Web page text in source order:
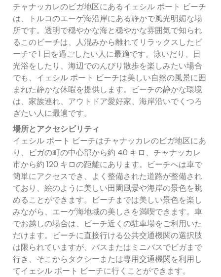
チャナッカレのビガ地区にあるイェシル ポート ビーチ
は、トルコのエーゲ海沿岸にある静かで風光明媚な場
所です。透明で穏やかな海と穏やかな雰囲気で知られ
るこのビーチは、人混みから離れてリラックスしたビ
ーチで 1 日を過ごしたい人に最適です。泳いだり、日
光浴をしたり、海辺でのんびり散歩を楽しみたい場合
でも、イェシル ポート ビーチは美しい自然の風景に囲
まれた静かな休暇を提供します。ビーチの静かな環境
は、家族連れ、アウトドア愛好家、海岸沿いでくつろ
ぎたい人に最適です。
場所とアクセシビリティ
イェシル ポート ビーチはチャナッカレのビガ地区にあ
り、ビガの町の中心部から約 40 キロ、チャナッカレ
市から約 120 キロの距離にあります。ビーチへは車で
簡単にアクセスでき、よく整備された道路が整備され
ており、絵のように美しい田園風景や海岸の景色を眺
めることができます。ビーチまでは美しい景色を楽し
みながら、エーゲ海地域の美しさを満喫できます。車
でお越しの場合は、ビーチ近くの駐車場をご利用いた
だけます。ビーチに直接行ける公共交通機関の選択肢
は限られていますが、バスまたはミニバスでビガまで
行き、そこからタクシーまたは専用交通機関を利用し
てイェシル ポート ビーチに行くことができます。